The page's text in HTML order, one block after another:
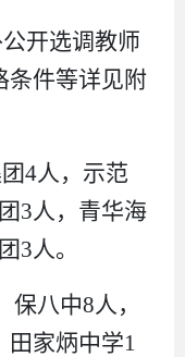
开选调教师
条件等详见附
4人，示范
3人，青华海
3人。
八中8人，
田家炳中学1